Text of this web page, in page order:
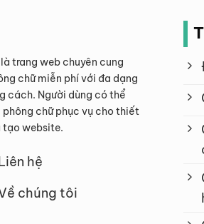
là trang web chuyên cung
chữ miễn phí với đa dạng
cách. Người dùng có thể
chữ phục vụ cho thiết
tạo website.
hệ
chúng tôi